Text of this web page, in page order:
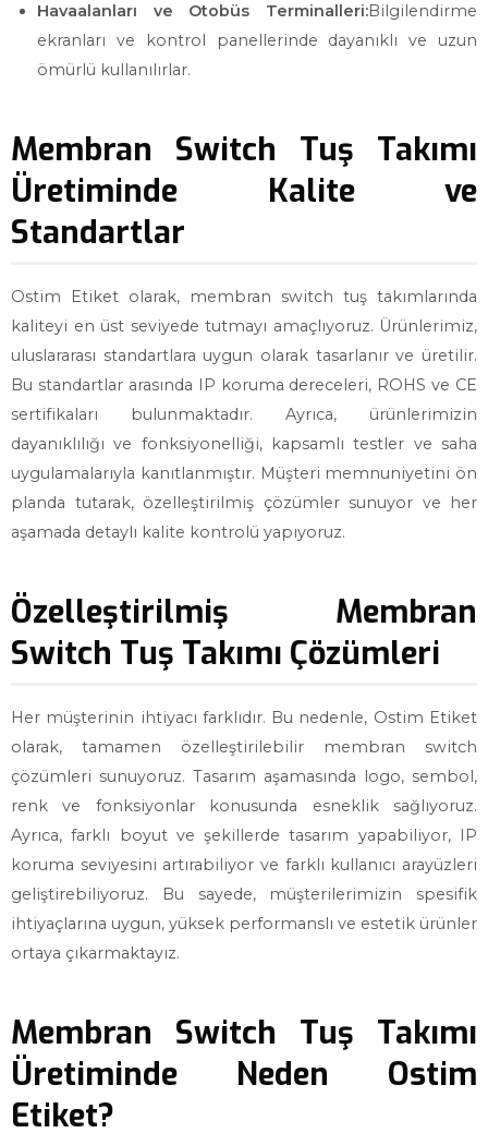
Havaalanları ve Otobüs Terminalleri:Bilgilendirme
ekranları ve kontrol panellerinde dayanıklı ve uzun
ömürlü kullanılırlar.
Membran Switch Tuş Takımı
Üretiminde Kalite ve
Standartlar
Ostim Etiket olarak, membran switch tuş takımlarında
kaliteyi en üst seviyede tutmayı amaçlıyoruz. Ürünlerimiz,
uluslararası standartlara uygun olarak tasarlanır ve üretilir.
Bu standartlar arasında IP koruma dereceleri, ROHS ve CE
sertifikaları bulunmaktadır. Ayrıca, ürünlerimizin
dayanıklılığı ve fonksiyonelliği, kapsamlı testler ve saha
uygulamalarıyla kanıtlanmıştır. Müşteri memnuniyetini ön
planda tutarak, özelleştirilmiş çözümler sunuyor ve her
aşamada detaylı kalite kontrolü yapıyoruz.
Özelleştirilmiş Membran
Switch Tuş Takımı Çözümleri
Her müşterinin ihtiyacı farklıdır. Bu nedenle, Ostim Etiket
olarak, tamamen özelleştirilebilir membran switch
çözümleri sunuyoruz. Tasarım aşamasında logo, sembol,
renk ve fonksiyonlar konusunda esneklik sağlıyoruz.
Ayrıca, farklı boyut ve şekillerde tasarım yapabiliyor, IP
koruma seviyesini artırabiliyor ve farklı kullanıcı arayüzleri
geliştirebiliyoruz. Bu sayede, müşterilerimizin spesifik
ihtiyaçlarına uygun, yüksek performanslı ve estetik ürünler
ortaya çıkarmaktayız.
Membran Switch Tuş Takımı
Üretiminde Neden Ostim
Etiket?